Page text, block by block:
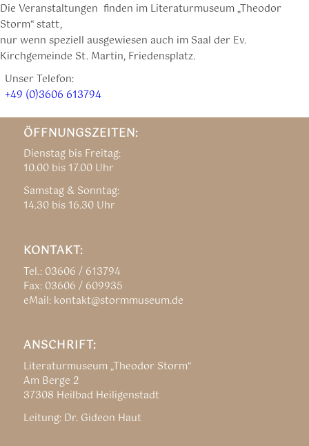
Die Veranstaltungen finden im Literaturmuseum „Theodor
Storm“ statt,
nur wenn speziell ausgewiesen auch im Saal der Ev.
Kirchgemeinde St. Martin, Friedensplatz.
Unser Telefon:
+49 (0)3606 613794
ÖFFNUNGSZEITEN:
Dienstag bis Freitag:
10.00 bis 17.00 Uhr
Samstag & Sonntag:
14.30 bis 16.30 Uhr
KONTAKT:
Tel.: 03606 / 613794
Fax: 03606 / 609935
eMail: kontakt@stormmuseum.de
ANSCHRIFT:
Literaturmuseum „Theodor Storm“
Am Berge 2
37308 Heilbad Heiligenstadt
Leitung: Dr. Gideon Haut